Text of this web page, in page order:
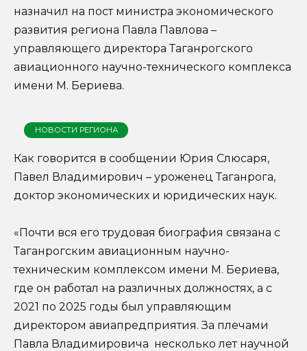
назначил на пост министра экономического
развития региона Павла Павлова –
управляющего директора Таганрогского
авиационного научно-технического комплекса
имени М. Бериева.
НОВОСТИ РЕГИОНА
Как говорится в сообщении Юрия Слюсаря,
Павел Владимирович – уроженец Таганрога,
доктор экономических и юридических наук.
«Почти вся его трудовая биография связана с
Таганрогским авиационным научно-
техническим комплексом имени М. Бериева,
где он работал на различных должностях, а с
2021 по 2025 годы был управляющим
директором авиапредприятия. За плечами
Павла Владимировича несколько лет научной